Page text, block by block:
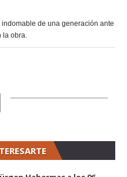
de una generación ante
la obra.